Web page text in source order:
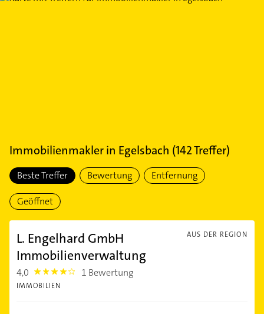
Immobilienmaklerin Egelsbach (142Treffer)
Beste Treffer Bewertung Entfernung
Geöffnet
AUS DER REGION
L. Engelhard GmbH
Immobilienverwaltung
4,0 4.0 1 Bewertung
IMMOBILIEN